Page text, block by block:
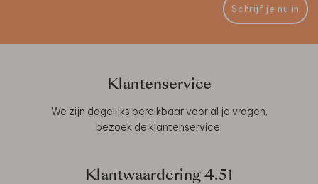
Schrijf je nu in
Klantenservice
We zijn dagelijks bereikbaar voor al je vragen,
bezoek de klantenservice.
Klantwaardering 4.51